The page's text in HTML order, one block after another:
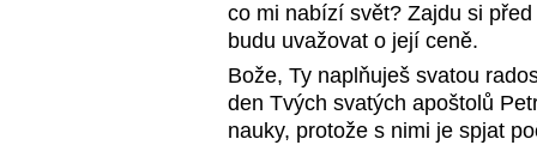
co mi nabízí svět? Zajdu si
budu uvažovat o její ceně.
Bože, Ty naplňuješ svatou
den Tvých svatých apoštolů
nauky, protože s nimi je spjat